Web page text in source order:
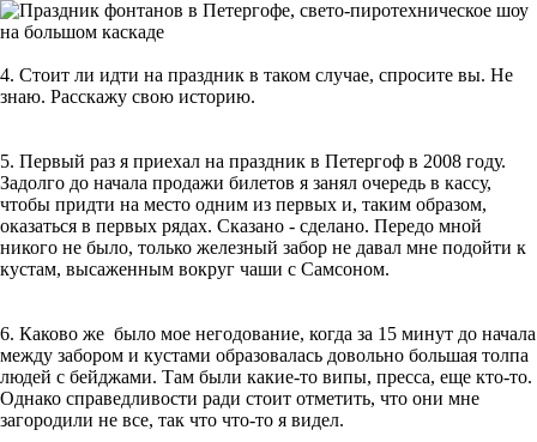
4. Стоит ли идти на праздник в таком случае, спросите вы. Не
знаю. Расскажу свою историю.
5. Первый раз я приехал на праздник в Петергоф в 2008 году.
Задолго до начала продажи билетов я занял очередь в кассу,
чтобы придти на место одним из первых и, таким образом,
оказаться в первых рядах. Сказано - сделано. Передо мной
никого не было, только железный забор не давал мне подойти к
кустам, высаженным вокруг чаши с Самсоном.
6. Каково же было мое негодование, когда за 15 минут до начала
между забором и кустами образовалась довольно большая толпа
людей с бейджами. Там были какие-то випы, пресса, еще кто-то.
Однако справедливости ради стоит отметить, что они мне
загородили не все, так что что-то я видел.